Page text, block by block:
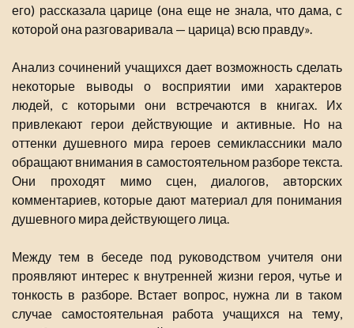
его) рассказала царице (она еще не знала, что дама, с
которой она разговаривала — царица) всю правду».
Анализ сочинений учащихся дает возможность сделать
некоторые выводы о восприятии ими характеров
людей, с которыми они встречаются в книгах. Их
привлекают герои действующие и активные. Но на
оттенки душевного мира героев семиклассники мало
обращают внимания в самостоятельном разборе текста.
Они проходят мимо сцен, диалогов, авторских
комментариев, которые дают материал для понимания
душевного мира действующего лица.
Между тем в беседе под руководством учителя они
проявляют интерес к внутренней жизни героя, чутье и
тонкость в разборе. Встает вопрос, нужна ли в таком
случае самостоятельная работа учащихся на тему,